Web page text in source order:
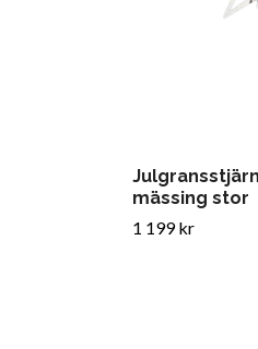
mässing stor
1 199 kr